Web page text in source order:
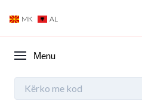
MK AL
Мenu